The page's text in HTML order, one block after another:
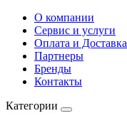
О компании
Сервис и услуги
Оплата и Доставка
Партнеры
Бренды
Контакты
Категории